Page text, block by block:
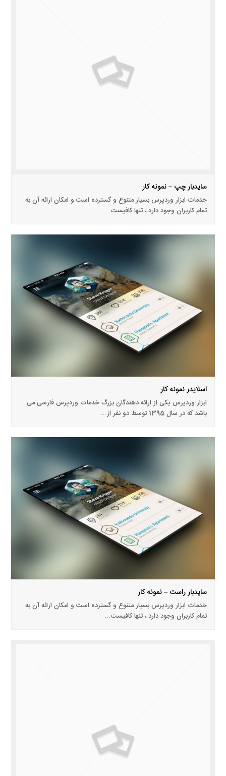
سایدبار چپ – نمونه کار
خدمات ابزار وردپرس بسیار متنوع و گسترده است و امکان ارائه آن به
تمام کاربران وجود دارد ، تنها کافیست…
اسلایدر نمونه کار
ابزار وردپرس یکی از ارائه دهندگان بزرگ خدمات وردپرس فارسی می
باشد که در سال 1395 توسط دو نفر از…
سایدبار راست – نمونه کار
خدمات ابزار وردپرس بسیار متنوع و گسترده است و امکان ارائه آن به
تمام کاربران وجود دارد ، تنها کافیست…